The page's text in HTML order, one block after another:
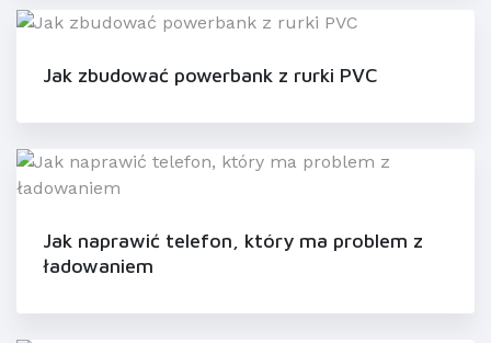
Jak zbudować powerbank z rurki PVC
Jak naprawić telefon, który ma problem z
ładowaniem